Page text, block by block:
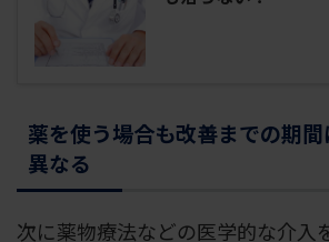
薬を使う場合も改善までの期間
異なる
次に薬物療法などの医学的な介入